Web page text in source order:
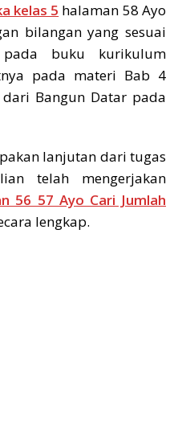
kelas 5 halaman 58 Ayo
bilangan yang sesuai
pada buku kurikulum
pada materi Bab 4
Bangun Datar pada
lanjutan dari tugas
telah mengerjakan
56 57 Ayo Cari Jumlah
lengkap.